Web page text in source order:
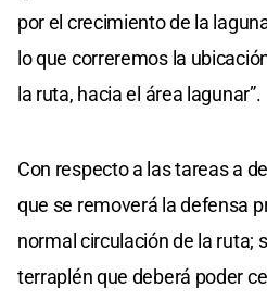
por el crecimiento de la
lo que correremos la
la ruta, hacia el área lagunar”.
Con respecto a las tareas a
que se removerá la defensa
normal circulación de la ruta;
terraplén que deberá poder